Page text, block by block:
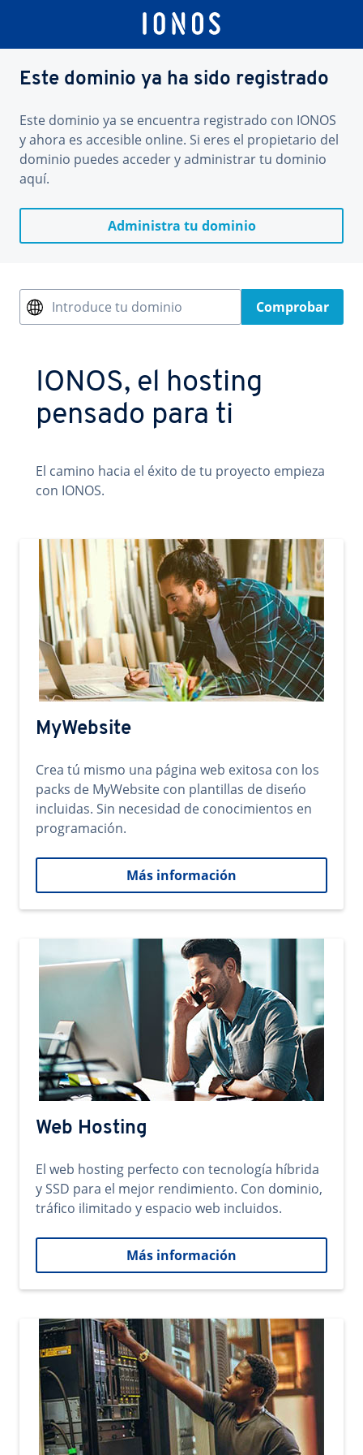
Este dominio ya ha sido registrado
Este dominio ya se encuentra registrado con IONOS
y ahora es accesible online. Si eres el propietario del
dominio puedes acceder y administrar tu dominio
aquí.
Administra tu dominio
Introduce tu dominio Comprobar
IONOS, el hosting
pensado para ti
El camino hacia el éxito de tu proyecto empieza
con IONOS.
MyWebsite
Crea tú mismo una página web exitosa con los
packs de MyWebsite con plantillas de diseńo
incluidas. Sin necesidad de conocimientos en
programación.
Más información
Web Hosting
El web hosting perfecto con tecnología híbrida
y SSD para el mejor rendimiento. Con dominio,
tráfico ilimitado y espacio web incluidos.
Más información